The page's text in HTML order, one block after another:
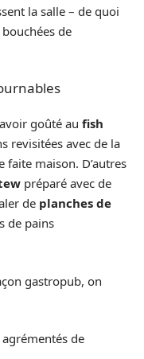
la salle – de quoi
de
goûté au fish
revisitées avec de la
maison. D’autres
préparé avec de
de planches de
de pains
gastropub, on
de